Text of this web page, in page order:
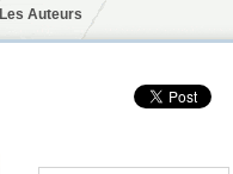
Les Auteurs